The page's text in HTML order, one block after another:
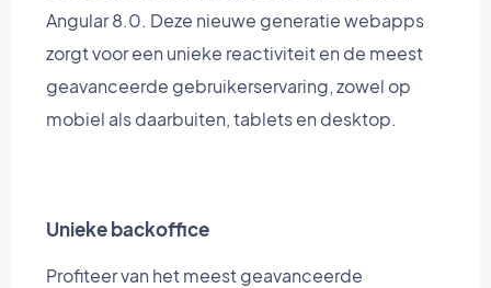
Angular 8.0. Deze nieuwe generatie webapps
zorgt voor een unieke reactiviteit en de meest
geavanceerde gebruikerservaring, zowel op
mobiel als daarbuiten, tablets en desktop.
Unieke backoffice
Profiteer van het meest geavanceerde